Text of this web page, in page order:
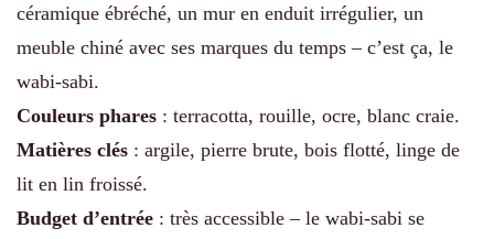
céramique ébréché, un mur en enduit irrégulier, un
meuble chiné avec ses marques du temps – c’est ça, le
wabi-sabi.
Couleurs phares : terracotta, rouille, ocre, blanc craie.
Matières clés : argile, pierre brute, bois flotté, linge de
lit en lin froissé.
Budget d’entrée : très accessible – le wabi-sabi se